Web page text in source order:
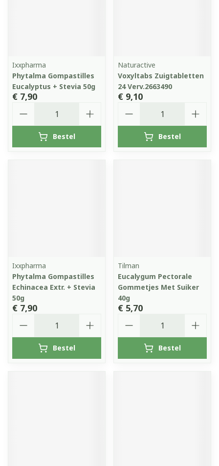
Ixxpharma
Phytalma Gompastilles
Eucalyptus + Stevia 50g
€ 7,90
Bestel
Naturactive
Voxyltabs Zuigtabletten
24 Verv.2663490
€ 9,10
Bestel
Ixxpharma
Phytalma Gompastilles
Echinacea Extr. + Stevia
50g
€ 7,90
Bestel
Tilman
Eucalygum Pectorale
Gommetjes Met Suiker
40g
€ 5,70
Bestel